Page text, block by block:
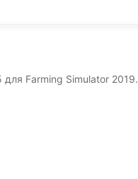
Farming Simulator 2019.